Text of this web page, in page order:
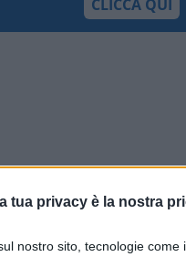
tua privacy è la nostra
nostro sito, tecnologie
CLICCA QUI